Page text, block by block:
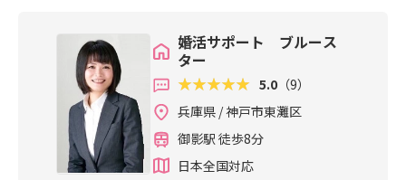
婚活サポート ブルース
ター
5.0 （9）
兵庫県 / 神戸市東灘区
御影駅 徒歩8分
日本全国対応